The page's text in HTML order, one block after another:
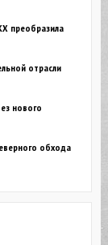
преобразила
отрасли
нового
обхода